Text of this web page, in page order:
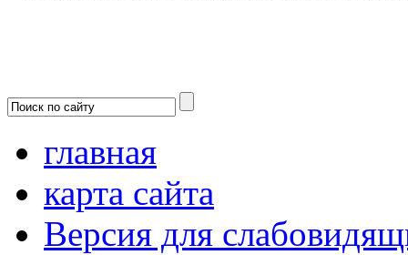
главная
карта сайта
Версия для